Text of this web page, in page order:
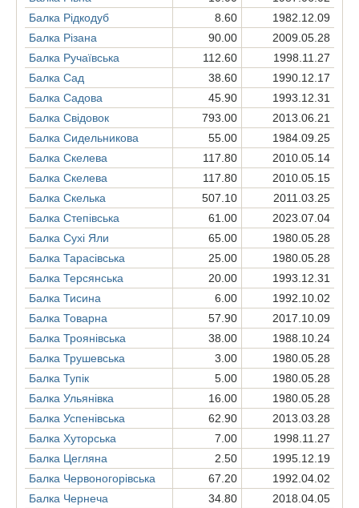
Балка Рідкодуб
8.60
1982.12.09
Балка Різана
90.00
2009.05.28
Балка Ручаївська
112.60
1998.11.27
Балка Сад
38.60
1990.12.17
Балка Садова
45.90
1993.12.31
Балка Свідовок
793.00
2013.06.21
Балка Сидельникова
55.00
1984.09.25
Балка Скелева
117.80
2010.05.14
Балка Скелева
117.80
2010.05.15
Балка Скелька
507.10
2011.03.25
Балка Степівська
61.00
2023.07.04
Балка Сухі Яли
65.00
1980.05.28
Балка Тарасівська
25.00
1980.05.28
Балка Терсянська
20.00
1993.12.31
Балка Тисина
6.00
1992.10.02
Балка Товарна
57.90
2017.10.09
Балка Троянівська
38.00
1988.10.24
Балка Трушевська
3.00
1980.05.28
Балка Тупік
5.00
1980.05.28
Балка Ульянівка
16.00
1980.05.28
Балка Успенівська
62.90
2013.03.28
Балка Хуторська
7.00
1998.11.27
Балка Цегляна
2.50
1995.12.19
Балка Червоногорівська
67.20
1992.04.02
Балка Чернеча
34.80
2018.04.05